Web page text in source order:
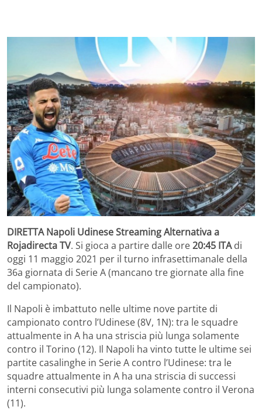
DIRETTA Napoli Udinese Streaming Alternativa a
Rojadirecta TV. Si gioca a partire dalle ore20:45 ITAdi
oggi 11 maggio 2021 per il turno infrasettimanale della
36a giornata di Serie A (mancano tre giornate alla fine
del campionato).
Il Napoli è imbattuto nelle ultime nove partite di
campionato contro l’Udinese (8V, 1N): tra le squadre
attualmente in A ha una striscia più lunga solamente
contro il Torino (12). Il Napoli ha vinto tutte le ultime sei
partite casalinghe in Serie A contro l’Udinese: tra le
squadre attualmente in A ha una striscia di successi
interni consecutivi più lunga solamente contro il Verona
(11).